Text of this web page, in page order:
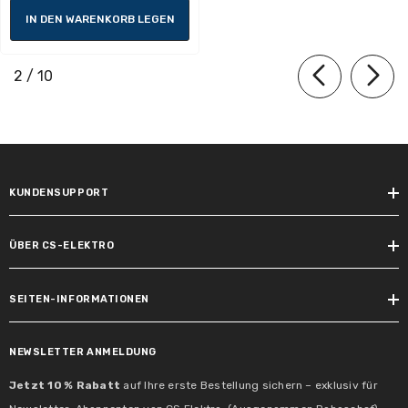
Dimmbar:
max. 3x10 W
Beschädigung der Leuchte
IN DEN WARENKORB LEGEN
2 / von
10
KUNDENSUPPORT
ÜBER CS-ELEKTRO
SEITEN-INFORMATIONEN
NEWSLETTER ANMELDUNG
Jetzt 10 % Rabatt auf Ihre erste Bestellung sichern – exklusiv für